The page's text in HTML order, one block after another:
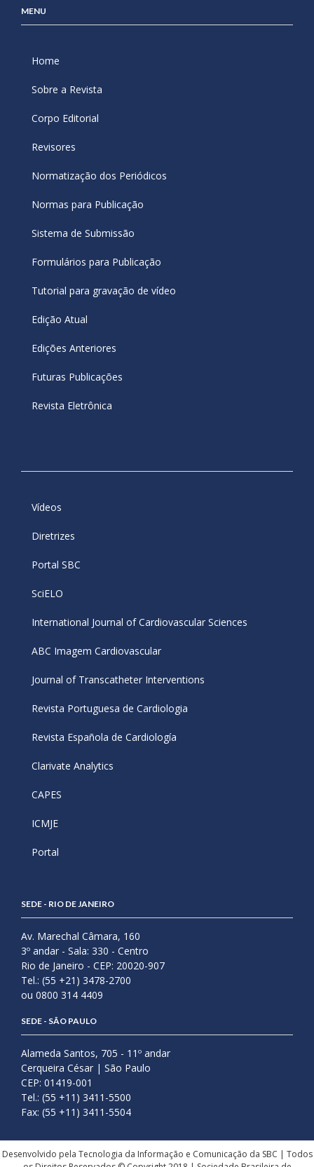
MENU
Home
Sobre a Revista
Corpo Editorial
Revisores
Normatização dos Periódicos
Normas para Publicação
Sistema de Submissão
Formulários para Publicação
Tutorial para gravação de vídeo
Edição Atual
Edições Anteriores
Futuras Publicações
Revista Eletrônica
Vídeos
Diretrizes
Portal SBC
SciELO
International Journal of Cardiovascular Sciences
ABC Imagem Cardiovascular
Journal of Transcatheter Interventions
Revista Portuguesa de Cardiologia
Revista Española de Cardiología
Clarivate Analytics
CAPES
ICMJE
Portal
SEDE - RIO DE JANEIRO
Av. Marechal Câmara, 160
3º andar - Sala: 330 - Centro
Rio de Janeiro - CEP: 20020-907
Tel.: (55 +21) 3478-2700
ou 0800 314 4409
SEDE - SÃO PAULO
Alameda Santos, 705 - 11º andar
Cerqueira César | São Paulo
CEP: 01419-001
Tel.: (55 +11) 3411-5500
Fax: (55 +11) 3411-5504
Desenvolvido pela Tecnologia da Informação e Comunicação da SBC | Todos